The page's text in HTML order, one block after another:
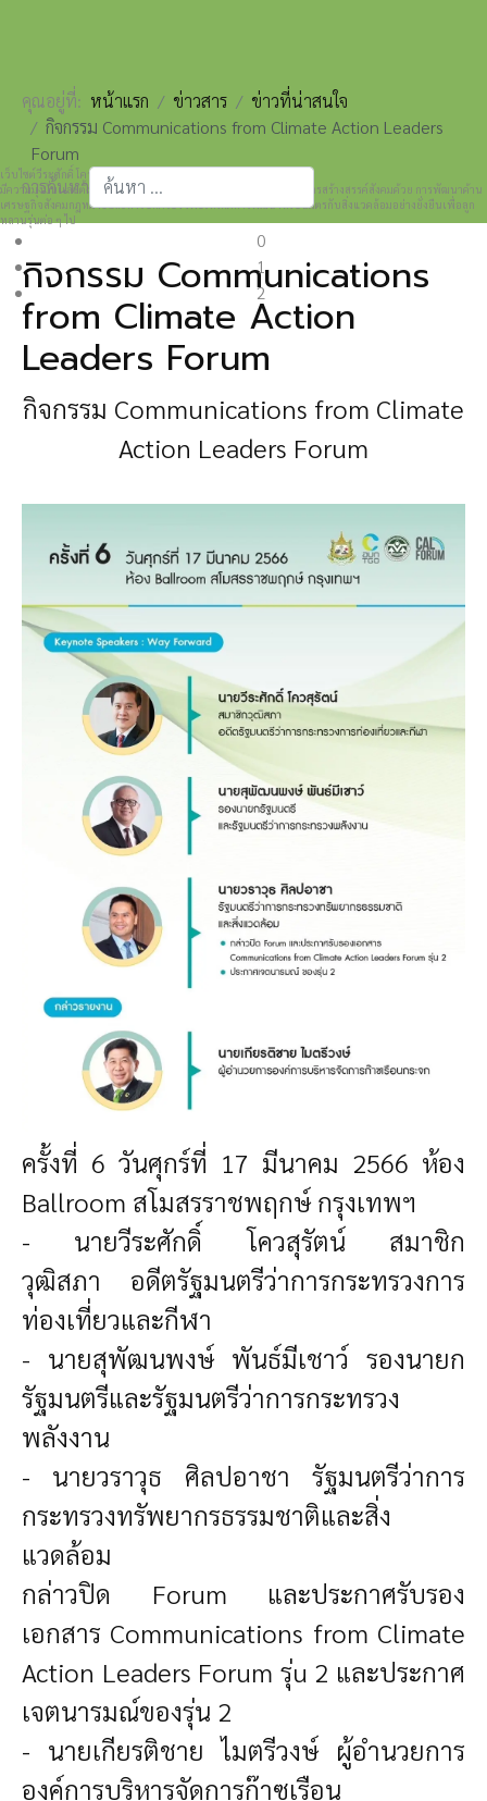
เว็บไซต์วีระศักดิ์ โควสุรัตน์ www.weerasak.org
มีความมุ่งมั่นเเละตั้งใจในการเผยแพร่เรื่องราวความรู้ความเข้าใจในการสร้างสรรค์สังคมด้วย การพัฒนาด้าน
เศรษฐกิจสังคมกฎหมายและการปกครอง เพื่อให้เกิดการพัฒนาที่เป็นมิตรกับสิ่งแวดล้อมอย่างยั่งยืนเพื่อลูก
หลานรุ่นต่อ ๆ ไป
0
1
2
คุณอยู่ที่: หน้าแรก ข่าวสาร
ข่าวที่น่าสนใจ
กิจกรรม Communications from Climate Action Leaders
Forum
การค้นหา
Type 2 or more characters for results.
กิจกรรม Communications
from Climate Action
Leaders Forum
กิจกรรม Communications from Climate
Action Leaders Forum
ครั้งที่ 6 วันศุกร์ที่ 17 มีนาคม 2566 ห้อง
Ballroom สโมสรราชพฤกษ์ กรุงเทพฯ
- นายวีระศักดิ์ โควสุรัตน์ สมาชิก
วุฒิสภา อดีตรัฐมนตรีว่าการกระทรวงการ
ท่องเที่ยวและกีฬา
- นายสุพัฒนพงษ์ พันธ์มีเชาว์ รองนายก
รัฐมนตรีและรัฐมนตรีว่าการกระทรวง
พลังงาน
- นายวราวุธ ศิลปอาชา รัฐมนตรีว่าการ
กระทรวงทรัพยากรธรรมชาติและสิ่ง
แวดล้อม
กล่าวปิด Forum และประกาศรับรอง
เอกสาร Communications from Climate
Action Leaders Forum รุ่u 2 และประกาศ
เจตนารมณ์ของรุ่น 2
- นายเกียรติชาย ไมตรีวงษ์ ผู้อำนวยการ
องค์การบริหารจัดการก๊าซเรือน